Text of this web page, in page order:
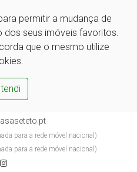
permitir a mudança de
dos seus imóveis favoritos.
que o mesmo utilize
para a rede móvel nacional)
para a rede móvel nacional)